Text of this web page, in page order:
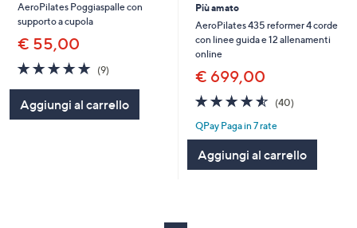
AeroPilates Poggiaspalle con
supporto a cupola
€ 55,00
4.9
of
Stars
(9)9
Aggiungi al carrello
Più amato
AeroPilates 435 reformer 4 corde
con linee guida e 12 allenamenti
online
€ 699,00
4.5
of
5
Stars
(40)40
QPay Paga in 7 rate
Aggiungi al carrello